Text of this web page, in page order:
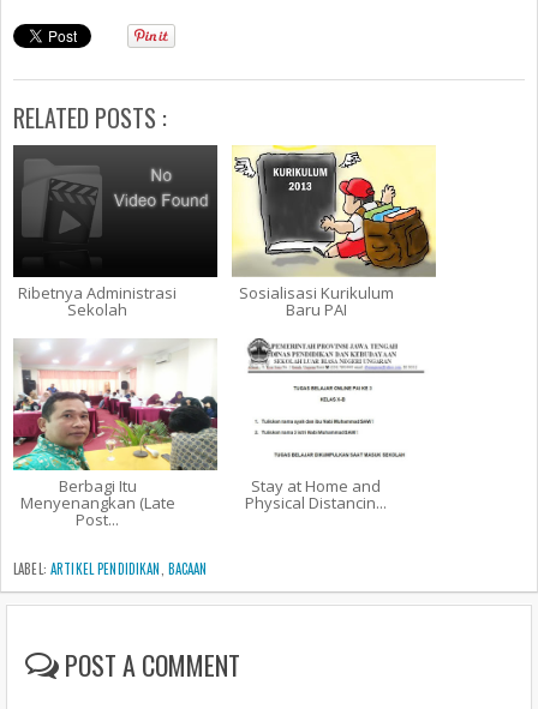
RELATED POSTS :
Ribetnya Administrasi
Sekolah
Sosialisasi Kurikulum
Baru PAI
Berbagi Itu
Menyenangkan (Late
Post...
Stay at Home and
Physical Distancin...
LABEL: ARTIKEL PENDIDIKAN BACAAN
POST A COMMENT